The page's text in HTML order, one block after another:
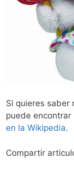
Si quieres saber
puede
en la Wikipedia.
Compartir